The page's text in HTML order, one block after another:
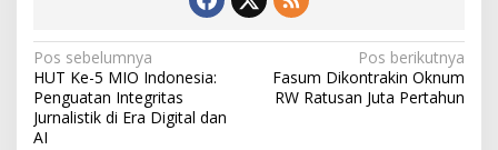
N
a
v
Pos sebelumnya
HUT Ke-5 MIO Indonesia:
Penguatan Integritas
Jurnalistik di Era Digital dan
AI
Pos berikutnya
Fasum Dikontrakin Oknum
RW Ratusan Juta Pertahun